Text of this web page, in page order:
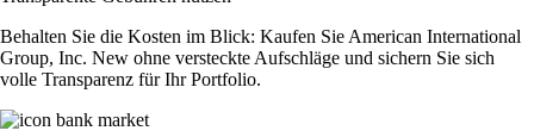
Behalten Sie die Kosten im Blick: Kaufen Sie American International
Group, Inc. New ohne versteckte Aufschläge und sichern Sie sich
volle Transparenz für Ihr Portfolio.